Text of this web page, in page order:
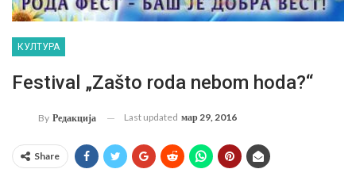
КУЛТУРА
Festival „Zašto roda nebom hoda?“
By Редакција Last updated мар 29, 2016
Share